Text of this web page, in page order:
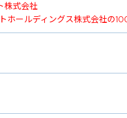
株式会社
ホールディングス株式会社の